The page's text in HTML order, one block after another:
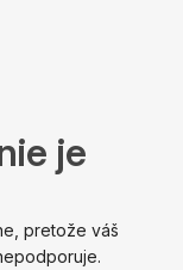
je
pretože váš